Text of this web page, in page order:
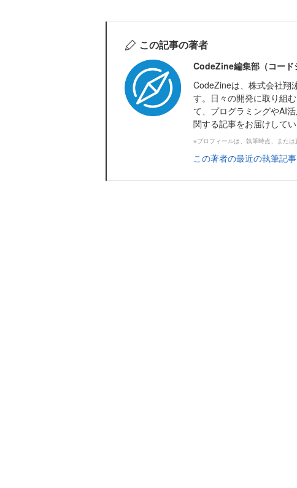
この記事の著者
CodeZine編集部（コード
CodeZineは、株式会社翔
す。日々の開発に取り組
て、プログラミングやAI
関する記事をお届けしてい
※プロフィールは、執筆時点、また
この著者の最近の執筆記事